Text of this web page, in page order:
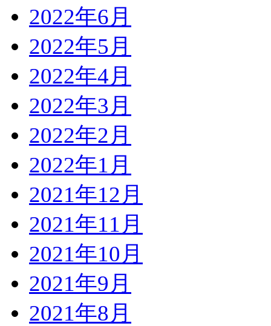
2022年6月
2022年5月
2022年4月
2022年3月
2022年2月
2022年1月
2021年12月
2021年11月
2021年10月
2021年9月
2021年8月